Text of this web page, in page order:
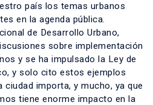
país los temas urbanos
en la agenda pública.
de Desarrollo Urbano,
sobre implementación
y se ha impulsado la Ley de
y solo cito estos ejemplos
ciudad importa, y mucho, ya que
tiene enorme impacto en la